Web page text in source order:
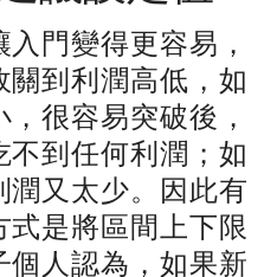
門變得更容易，
到利潤高低，如
很容易突破後，
到任何利潤；如
又太少。因此有
是將區間上下限
人認為，如果新